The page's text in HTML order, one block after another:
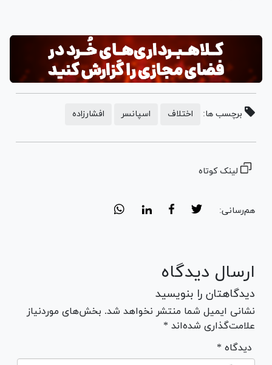
برچسب ها: اختلاف اسپانسر افشارزاده
لینک کوتاه
هم‌رسانی:
ارسال دیدگاه
دیدگاهتان را بنویسید
نشانی ایمیل شما منتشر نخواهد شد. بخش‌های موردنیاز
علامت‌گذاری شده‌اند *
* دیدگاه